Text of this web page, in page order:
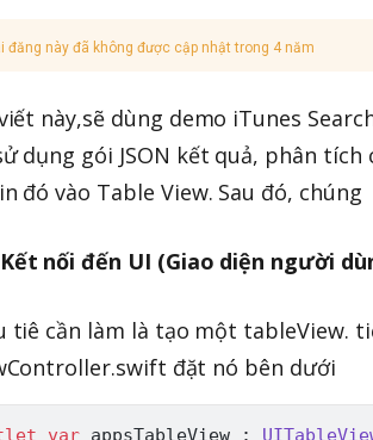
đăng này đã không được cập nhật trong 4 năm
này,sẽ dùng demo iTunes
dụng gói JSON kết quả, phân
đó vào Table View. Sau đó, chúng
nối đến UI (Giao diện người
tiê cần làm là tạo một tableView.
đặt nó bên dưới
var appsTableView :